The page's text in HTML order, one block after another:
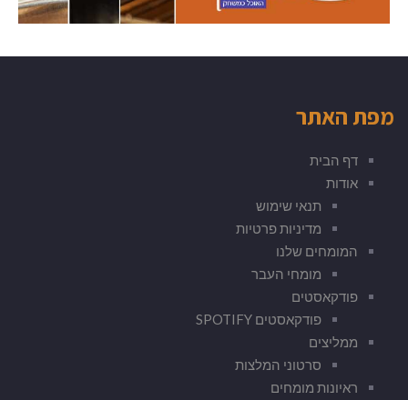
מפת האתר
דף הבית
אודות
תנאי שימוש
מדיניות פרטיות
המומחים שלנו
מומחי העבר
פודקאסטים
פודקאסטים SPOTIFY
ממליצים
סרטוני המלצות
ראיונות מומחים